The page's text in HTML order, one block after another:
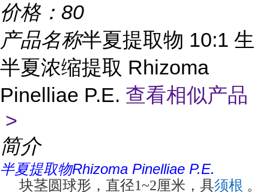
价格： 80
产品名称半夏提取物 10:1 生
半夏浓缩提取 Rhizoma
Pinelliae P.E. 查看相似产品
>
简介
半夏提取物Rhizoma Pinelliae P.E.
块茎圆球形，直径1~2厘米，具须根 。